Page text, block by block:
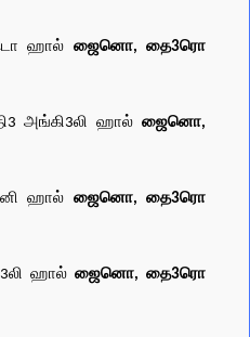
ஹால் ஜைனொ, தை3ரொ
அங்கி3லி ஹால்ஜைனொ,
ஹால் ஜைனொ, தை3ரொ
ஹால் ஜைனொ, தை3ரொ